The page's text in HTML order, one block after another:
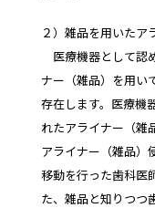
２）雑品を用いたア
医療機器として認
ナー（雑品）を用い
存在します。医療機
れたアライナー（雑
アライナー（雑品）
移動を行った歯科医
た、雑品と知りつつ